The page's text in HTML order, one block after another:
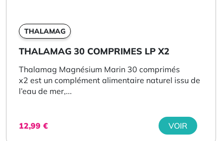
THALAMAG
THALAMAG 30 COMPRIMES LP X2
Thalamag Magnésium Marin 30 comprimés
x2 est un complément alimentaire naturel issu de
l’eau de mer,...
12,99 € VOIR